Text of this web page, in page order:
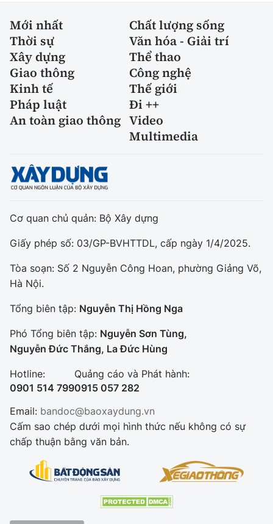
Mới nhất
Chất lượng sống
Thời sự
Văn hóa - Giải trí
Xây dựng
Thể thao
Giao thông
Công nghệ
Kinh tế
Thế giới
Pháp luật
Đi ++
An toàn giao thông Video
Multimedia
Cơ quan chủ quản: Bộ Xây dựng
Giấy phép số: 03/GP-BVHTTDL, cấp ngày 1/4/2025.
Tòa soạn: Số 2 Nguyễn Công Hoan, phường Giảng Võ,
Hà Nội.
Tổng biên tập: Nguyễn Thị Hồng Nga
Phó Tổng biên tập: Nguyễn Sơn Tùng,
Nguyễn Đức Thắng, La Đức Hùng
Hotline:
0901 514 799
Quảng cáo và Phát hành:
0915 057 282
Email: bandoc@baoxaydung.vn
Cấm sao chép dưới mọi hình thức nếu không có sự
chấp thuận bằng văn bản.